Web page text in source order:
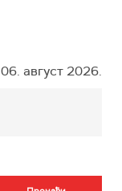
август 2026.